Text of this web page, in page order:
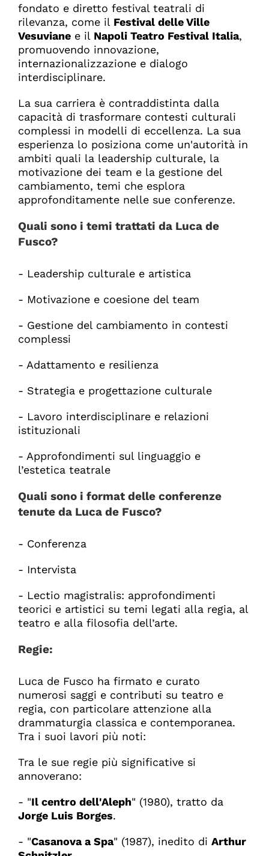
fondato e diretto festival teatrali di
rilevanza, come il Festival delle Ville
Vesuvianee il Napoli Teatro Festival Italia,
promuovendo innovazione,
internazionalizzazione e dialogo
interdisciplinare.
La sua carriera è contraddistinta dalla
capacità di trasformare contesti culturali
complessi in modelli di eccellenza. La sua
esperienza lo posiziona come un'autorità in
ambiti quali la leadership culturale, la
motivazione dei team e la gestione del
cambiamento, temi che esplora
approfonditamente nelle sue conferenze.
Quali sono i temi trattati da Luca de
Fusco?
- Leadership culturale e artistica
- Motivazione e coesione del team
- Gestione del cambiamento in contesti
complessi
- Adattamento e resilienza
- Strategia e progettazione culturale
- Lavoro interdisciplinare e relazioni
istituzionali
- Approfondimenti sul linguaggio e
l’estetica teatrale
Quali sono i format delle conferenze
tenute da Luca de Fusco?
- Conferenza
- Intervista
- Lectio magistralis: approfondimenti
teorici e artistici su temi legati alla regia, al
teatro e alla filosofia dell’arte.
Regie:
Luca de Fusco ha firmato e curato
numerosi saggi e contributi su teatro e
regia, con particolare attenzione alla
drammaturgia classica e contemporanea.
Tra i suoi lavori più noti:
Tra le sue regie più significative si
annoverano:
- "Il centro dell'Aleph" (1980), tratto da
Jorge Luis Borges.
- "Casanova a Spa" (1987), inedito di Arthur